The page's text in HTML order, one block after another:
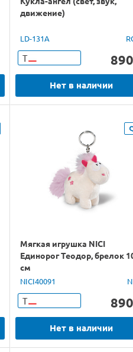
движение)
LD-131A
Т 890
Нет в наличии
Мягкая игрушка NICI
Единорог Теодор, брелок
см
NICI40091
Т 890
Нет в наличии